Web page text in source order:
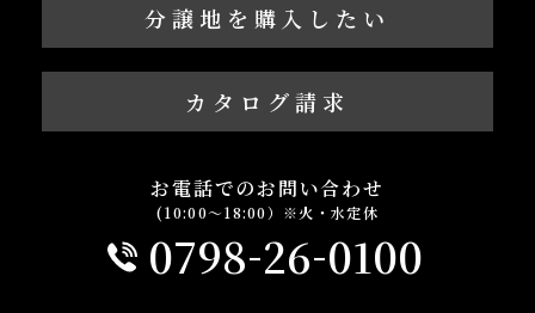
分譲地を購入したい
カタログ請求
お電話でのお問い合わせ
(10:00～18:00）※火・水定休
0798-26-0100